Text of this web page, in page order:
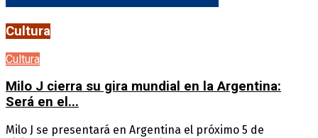
Cultura
Cultura
Milo J cierra su gira mundial en la Argentina:
Será en el...
Milo J se presentará en Argentina el próximo 5 de